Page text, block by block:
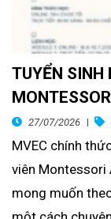
TUYỂN SINH
27/07/2026
MVEC chính
viên Montessori
mong muốn